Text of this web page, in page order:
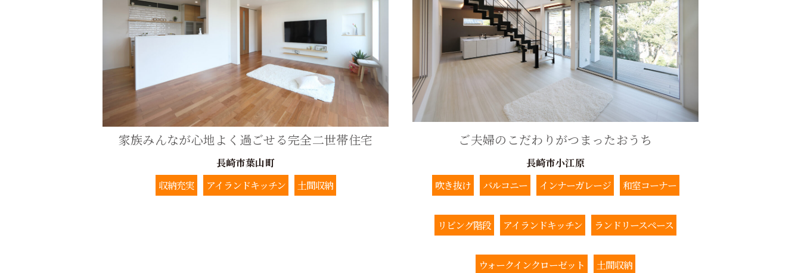
家族みんなが心地よく過ごせる完全二世帯住宅
長崎市葉山町
収納充実
アイランドキッチン 土間収納
ご夫婦のこだわりがつまったおうち
長崎市小江原
吹き抜け
バルコニー インナーガレージ 和室コーナー
リビング階段 アイランドキッチン ランドリースペース
ウォークインクローゼット 土間収納